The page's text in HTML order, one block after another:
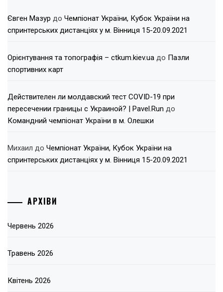
Євген Мазур до Чемпіонат України, Кубок України на
спринтерських дистанціях у м. Вінниця 15-20.09.2021
Орієнтування та топографія – ctkum.kiev.ua до Пазли
спортивних карт
Действителен ли молдавский тест COVID-19 при
пересечении границы с Украиной? | Pavel.Run до
Командний чемпіонат України в м. Олешки
Михаил до Чемпіонат України, Кубок України на
спринтерських дистанціях у м. Вінниця 15-20.09.2021
АРХІВИ
Червень 2026
Травень 2026
Квітень 2026